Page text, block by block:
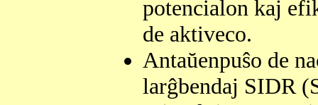
potencialon kaj
de aktiveco.
Antaŭenpuŝo de
larĝbendaj SIDR